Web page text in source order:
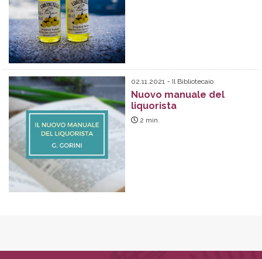
02.11.2021 Il Bibliotecaio
Nuovo manuale del
liquorista
2 min.